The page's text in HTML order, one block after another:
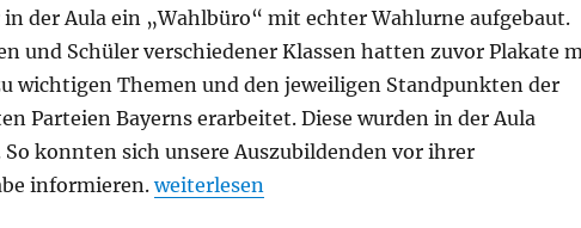
der Aula ein „Wahlbüro“ mit echter Wahlurne aufgebaut.
und Schüler verschiedener Klassen hatten zuvor Plakate
wichtigen Themen und den jeweiligen Standpunkten der
Parteien Bayerns erarbeitet. Diese wurden in der Aula
So konnten sich unsere Auszubildenden vor ihrer
informieren.„Schüler informieren sich über die
weiterlesen